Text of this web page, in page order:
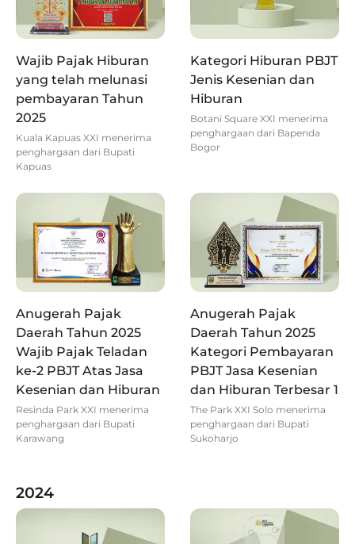
Wajib Pajak Hiburan
yang telah melunasi
pembayaran Tahun
2025
Kuala Kapuas XXI menerima
penghargaan dari Bupati
Kapuas
Kategori Hiburan PBJT
Jenis Kesenian dan
Hiburan
Botani Square XXI menerima
penghargaan dari Bapenda
Bogor
Anugerah Pajak
Daerah Tahun 2025
Wajib Pajak Teladan
ke-2 PBJT Atas Jasa
Kesenian dan Hiburan
Resinda Park XXI menerima
penghargaan dari Bupati
Karawang
Anugerah Pajak
Daerah Tahun 2025
Kategori Pembayaran
PBJT Jasa Kesenian
dan Hiburan Terbesar 1
The Park XXI Solo menerima
penghargaan dari Bupati
Sukoharjo
2024